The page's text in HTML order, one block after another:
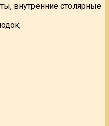
внутренние столярные